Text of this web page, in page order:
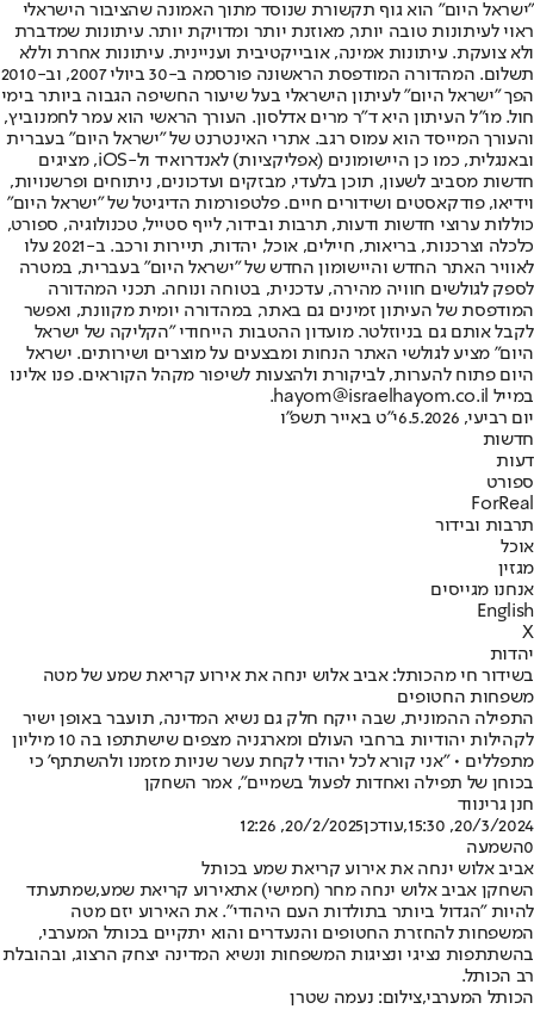
"ישראל היום" הוא גוף תקשורת שנוסד מתוך האמונה שהציבור הישראלי
ראוי לעיתונות טובה יותר, מאוזנת יותר ומדויקת יותר. עיתונות שמדברת
ולא צועקת. עיתונות אמינה, אובייקטיבית ועניינית. עיתונות אחרת וללא
תשלום. המהדורה המודפסת הראשונה פורסמה ב-30 ביולי 2007, וב-2010
הפך "ישראל היום" לעיתון הישראלי בעל שיעור החשיפה הגבוה ביותר בימי
חול. מו"ל העיתון היא ד"ר מרים אדלסון. העורך הראשי הוא עמר לחמנוביץ,
והעורך המייסד הוא עמוס רגב. אתרי האינטרנט של "ישראל היום" בעברית
ובאנגלית, כמו כן היישומונים (אפליקציות) לאנדרואיד ול-iOS, מציגים
חדשות מסביב לשעון, תוכן בלעדי, מבזקים ועדכונים, ניתוחים ופרשנויות,
וידיאו, פודקאסטים ושידורים חיים. פלטפורמות הדיגיטל של "ישראל היום"
כוללות ערוצי חדשות ודעות, תרבות ובידור, לייף סטייל, טכנולוגיה, ספורט,
כלכלה וצרכנות, בריאות, חיילים, אוכל, יהדות, תיירות ורכב. ב-2021 עלו
לאוויר האתר החדש והיישומון החדש של "ישראל היום" בעברית, במטרה
לספק לגולשים חוויה מהירה, עדכנית, בטוחה ונוחה. תכני המהדורה
המודפסת של העיתון זמינים גם באתר, במהדורה יומית מקוונת, ואפשר
לקבל אותם גם בניוזלטר. מועדון ההטבות הייחודי "הקליקה של ישראל
היום" מציע לגולשי האתר הנחות ומבצעים על מוצרים ושירותים. ישראל
היום פתוח להערות, לביקורת ולהצעות לשיפור מקהל הקוראים. פנו אלינו
במייל hayom@israelhayom.co.il.
יום רביעי, 6.5.2026
י"ט באייר תשפ"ו
חדשות
דעות
ספורט
ForReal
תרבות ובידור
אוכל
מגזין
אנחנו מגייסים
English
X
יהדות
בשידור חי מהכותל: אביב אלוש ינחה את אירוע קריאת שמע של מטה
משפחות החטופים
התפילה ההמונית, שבה ייקח חלק גם נשיא המדינה, תועבר באופן ישיר
לקהילות יהודיות ברחבי העולם ומארגניה מצפים שישתתפו בה 10 מיליון
מתפללים • "אני קורא לכל יהודי לקחת עשר שניות מזמנו ולהשתתף' כי
בכוחן של תפילה ואחדות לפעול בשמיים", אמר השחקן
חנן גרינווד
20/3/2024, 15:30
,עודכן20/2/2025, 12:26
0השמעה
אביב אלוש ינחה את אירוע קריאת שמע בכותל
השחקן אביב אלוש ינחה מחר (חמישי) אתאירוע קריאת שמע,שמתעתד
להיות "הגדול ביותר בתולדות העם היהודי". את האירוע יזם מטה
המשפחות להחזרת החטופים והנעדרים והוא יתקיים בכותל המערבי,
בהשתתפות נציגי ונציגות המשפחות ונשיא המדינה יצחק הרצוג, ובהובלת
רב הכותל.
הכותל המערבי,צילום: נעמה שטרן